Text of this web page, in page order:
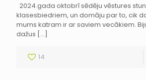
2024.gada oktobrī sēdēju vēstures
klasesbiedriem, un domāju par to, cik
mums katram ir ar saviem vecākiem.
dažus […]
14